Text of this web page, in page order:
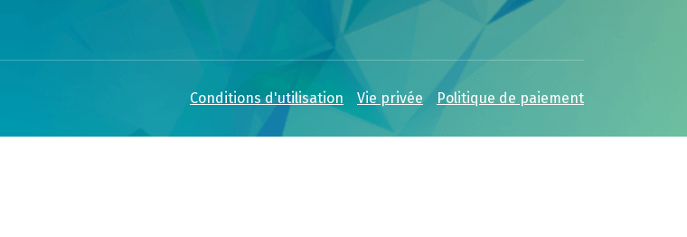
Conditions d'utilisation Vie privée Politique de paiement